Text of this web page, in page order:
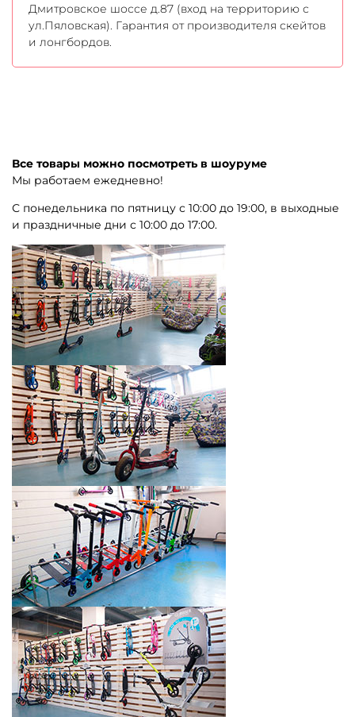
Дмитровское шоссе д.87 (вход на территорию с
ул.Пяловская). Гарантия от производителя скейтов
и лонгбордов.
Все товары можно посмотреть в шоуруме
Мы работаем ежедневно!
С понедельника по пятницу с 10:00 до 19:00, в выходные
и праздничные дни с 10:00 до 17:00.